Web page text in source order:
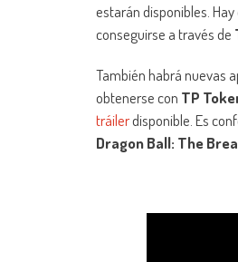
estarán disponibles.
conseguirse a través de
También habrá nuevas
obtenerse con TP
tráilerdisponible. Es
Dragon Ball: The